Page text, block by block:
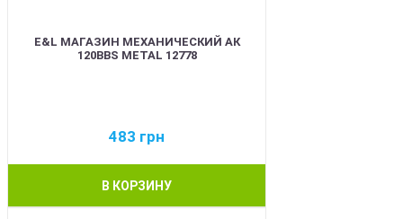
E&L МАГАЗИН МЕХАНИЧЕСКИЙ АК
120BBS METAL 12778
483 грн
В КОРЗИНУ